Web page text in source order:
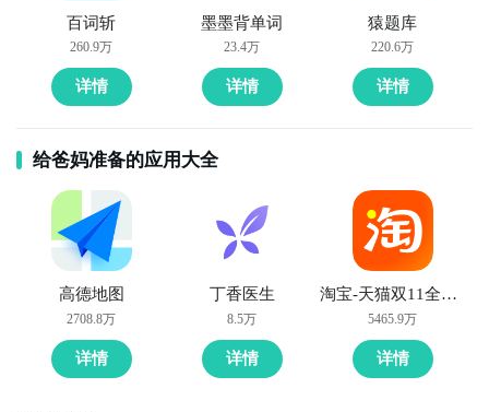
百词斩
260.9万
详情
墨墨背单词
23.4万
详情
猿题库
220.6万
详情
给爸妈准备的应用大全
高德地图
2708.8万
详情
丁香医生
8.5万
详情
淘宝-天猫双11全球狂欢季
5465.9万
详情